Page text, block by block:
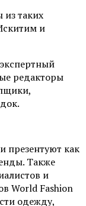
таких
и
редакторы
презентуют как
Также
и
World Fashion
одежду,